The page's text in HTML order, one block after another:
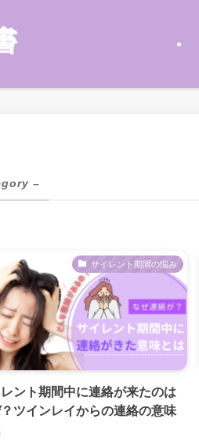
–
サイレント期間の悩み
ント期間中に連絡が来たのは
ツインレイからの連絡の意味